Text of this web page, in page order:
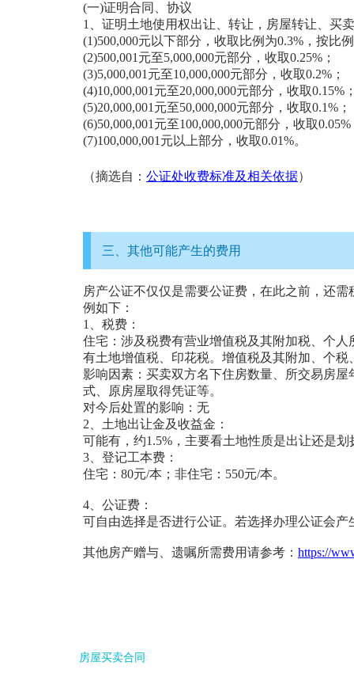
(一)证明合同、协议
1、证明土地使用权出让、转让，房屋转让、买
(1)500,000元以下部分，收取比例为0.3%，按比
(2)500,001元至5,000,000元部分，收取0.25%；
(3)5,000,001元至10,000,000元部分，收取0.2%；
(4)10,000,001元至20,000,000元部分，收取0.15%
(5)20,000,001元至50,000,000元部分，收取0.1%；
(6)50,000,001元至100,000,000元部分，收取0.05%
(7)100,000,001元以上部分，收取0.01%。
（摘选自： 公证处收费标准及相关依据）
三、其他可能产生的费用
房产公证不仅仅是需要公证费，在此之前，还
例如下：
1、税费：
住宅：涉及税费有营业增值税及其附加税、个
有土地增值税、印花税。增值税及其附加、个
影响因素：买卖双方名下住房数量、所交易房
式、原房屋取得凭证等。
对今后处置的影响：无
2、土地出让金及收益金：
可能有，约1.5%，主要看土地性质是出让还是划
3、登记工本费：
住宅：80元/本；非住宅：550元/本。
4、公证费：
可自由选择是否进行公证。若选择办理公证会产
其他房产赠与、遗嘱所需费用请参考： https://
房屋买卖合同